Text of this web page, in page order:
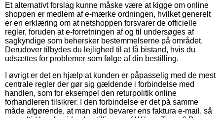
Et alternativt forslag kunne måske være at kigge om online
shoppen er medlem af e-mærke ordningen, hvilket generelt
er en erklæring om at netshoppen forsvarer de officielle
regler, foruden at e-forretningen af og til undersøges af
sagkyndige som behersker bestemmelserne på området.
Derudover tilbydes du lejlighed til at få bistand, hvis du
udsættes for problemer som følge af din bestilling.
I øvrigt er det en hjælp at kunden er påpasselig med de mest
centrale regler der gør sig gældende i forbindelse med
handlen, som for eksempel den returpolitik online
forhandleren tilsikrer. I den forbindelse er det på samme
måde afgørende, at man altid bevarer ens faktura e-mail, så